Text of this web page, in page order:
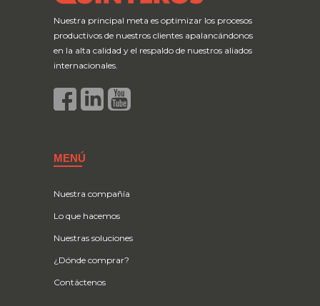
Nuestra principal meta es optimizar los procesos
productivos de nuestros clientes apalancándonos
en la alta calidad y el respaldo de nuestros aliados
internacionales.
MENÚ
Nuestra compañía
Lo que hacemos
Nuestras soluciones
¿Dónde comprar?
Contáctenos